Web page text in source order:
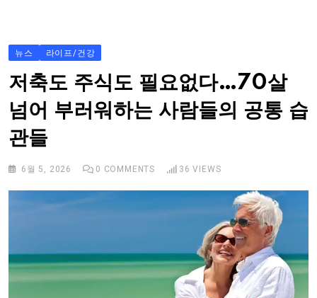
뉴스 라이프/건강
저축도 주식도 필요없다…70살
넘어 부러워하는 사람들의 공통 습
관들
6월 5, 2026 0 COMMENTS 36 VIEWS